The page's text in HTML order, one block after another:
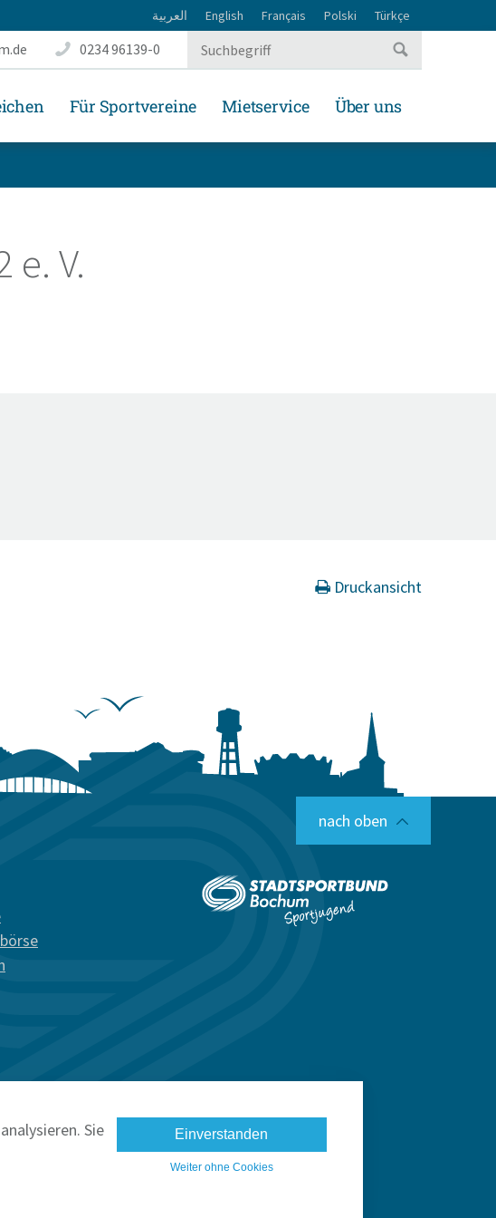
العربية English Français Polski Türkçe
0234 96139-0
Für Sportvereine Mietservice Über uns
V.
Druckansicht
nach oben
Sie
Einverstanden
Weiter ohne Cookies